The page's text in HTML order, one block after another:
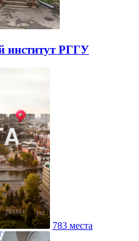
институт РГГУ
783 места